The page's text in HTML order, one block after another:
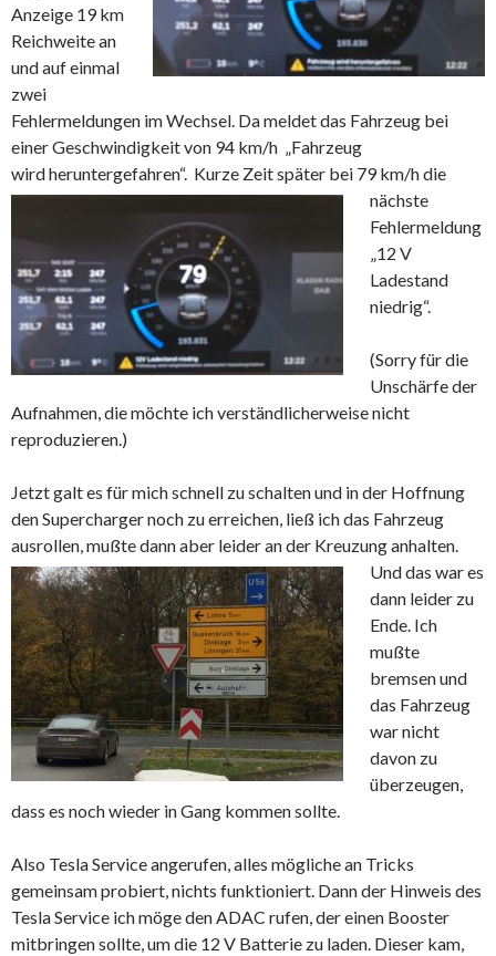
Anzeige 19 km
Reichweite an
und auf einmal
zwei
Fehlermeldungen im Wechsel. Da meldet das Fahrzeug bei
einer Geschwindigkeit von 94 km/h „Fahrzeug
wird heruntergefahren“. Kurze Zeit später bei 79 km/h die
nächste
Fehlermeldung
„12 V
Ladestand
niedrig“.
(Sorry für die
Unschärfe der
Aufnahmen, die möchte ich verständlicherweise nicht
reproduzieren.)
Jetzt galt es für mich schnell zu schalten und in der Hoffnung
den Supercharger noch zu erreichen, ließ ich das Fahrzeug
ausrollen, mußte dann aber leider an der Kreuzung anhalten.
Und das war es
dann leider zu
Ende. Ich
mußte
bremsen und
das Fahrzeug
war nicht
davon zu
überzeugen,
dass es noch wieder in Gang kommen sollte.
Also Tesla Service angerufen, alles mögliche an Tricks
gemeinsam probiert, nichts funktioniert. Dann der Hinweis des
Tesla Service ich möge den ADAC rufen, der einen Booster
mitbringen sollte, um die 12 V Batterie zu laden. Dieser kam,